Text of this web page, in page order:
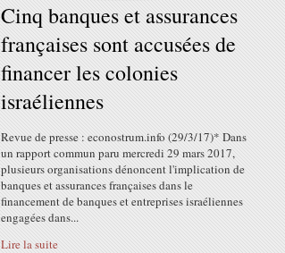
Cinq banques et assurances
françaises sont accusées de
financer les colonies
israéliennes
Revue de presse : econostrum.info (29/3/17)* Dans
un rapport commun paru mercredi 29 mars 2017,
plusieurs organisations dénoncent l'implication de
banques et assurances françaises dans le
financement de banques et entreprises israéliennes
engagées dans...
Lire la suite